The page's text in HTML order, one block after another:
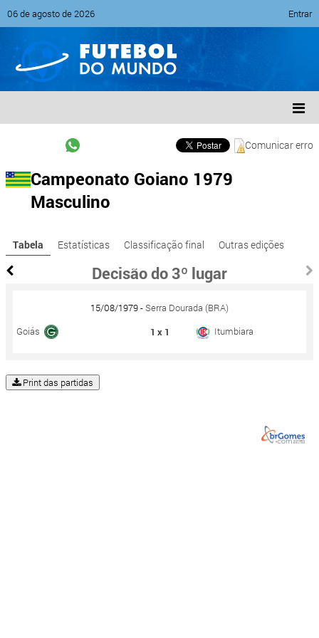
06 de agosto de 2026 Entrar
Comunicar erro
Campeonato Goiano 1979
Masculino
Tabela Estatísticas Classificação final Outras edições
Decisão do 3º lugar
15/08/1979 -Serra Dourada (BRA)
Goiás
1 x 1 Itumbiara
Print das partidas